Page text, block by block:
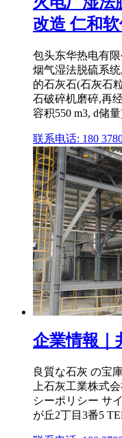
改造 仁和
包头东华热电有
烟气湿法脱硫系
的石灰石(石灰石
石破碎机磨碎,再
容积550 m3, d储
联系电话: 180
企業情報｜
良質な石灰 の宝
上石灰工業株式
シーポリシー サ
が丘2丁目3番5